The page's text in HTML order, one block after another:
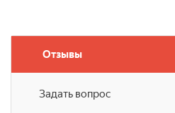
Отзывы
Задать вопрос